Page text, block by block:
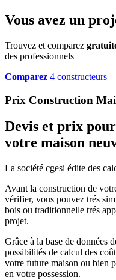
Vous avez un
Trouvez et comparez
des professionnels
Comparez 4 constructeurs
Prix Construction
Devis et prix
votre maison
La société cgesi édite des
Avant la construction de
vérifier, vous pouvez trés
bois ou traditionnelle trés
projet.
Grâce à la base de données
possibilités de calcul des
votre future maison ou bien
en votre possession.